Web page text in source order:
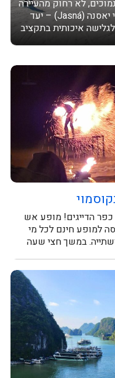
לא רחוק מהעיירה
ליפטובסקי מיקולש, שוכן אתר הסקי יאסנה (Jasná) – יעד
איכותית בתקציב
הדייגים! מופע אש
למופע חינם לכל מי
במשך חצי שעה